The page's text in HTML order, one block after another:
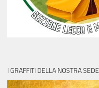
I GRAFFITI DELLA NOSTRA SEDE